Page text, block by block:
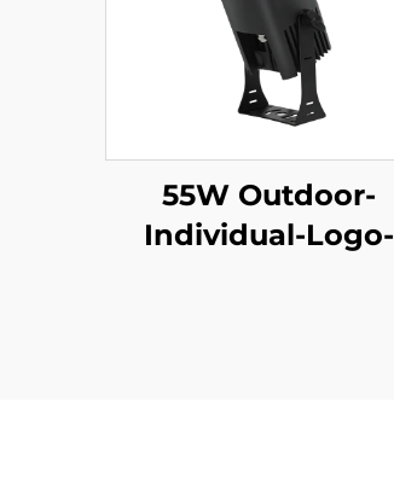
55W Outdoor-
Individual-Logo-